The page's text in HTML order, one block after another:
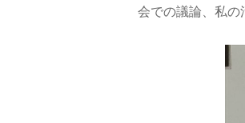
会での議論、私の